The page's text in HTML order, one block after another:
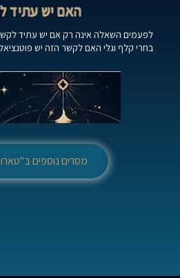
האם יש עתיד
לפעמים השאלה אינה רק אם יש עתיד
בחרי קלף וגלי האם לקשר הזה יש
מסרים נוספים